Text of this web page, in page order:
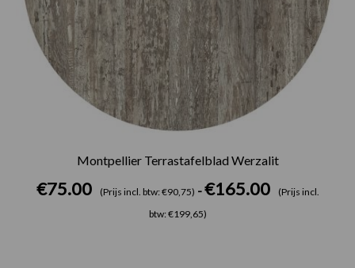
Montpellier Terrastafelblad Werzalit
€75.00 (Prijs incl. btw: €90,75) - €165.00
(Prijs incl.
btw: €199,65)